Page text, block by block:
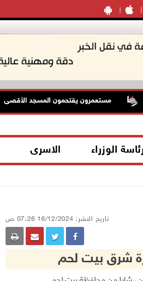
مستعمرون يقتحمون المسجد الأقصى
الوزراء الاسرى
تاريخ النشر: 16/12/2024 07:26 ص
شرق بيت لحم